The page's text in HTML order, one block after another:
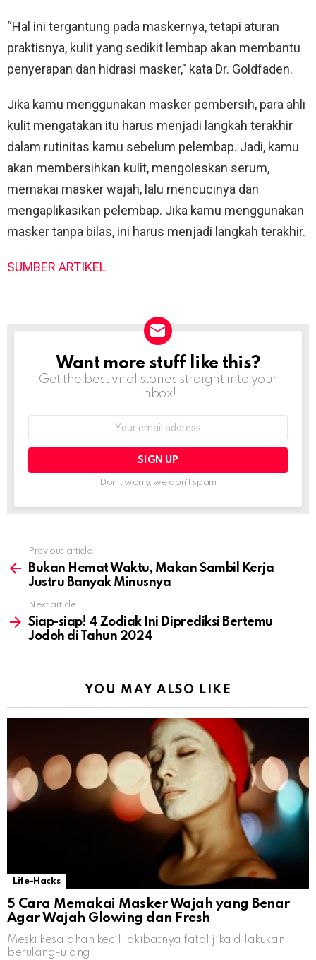
“Hal ini tergantung pada maskernya, tetapi aturan
praktisnya, kulit yang sedikit lembap akan membantu
penyerapan dan hidrasi masker,” kata Dr. Goldfaden.
Jika kamu menggunakan masker pembersih, para ahli
kulit mengatakan itu harus menjadi langkah terakhir
dalam rutinitas kamu sebelum pelembap. Jadi, kamu
akan membersihkan kulit, mengoleskan serum,
memakai masker wajah, lalu mencucinya dan
mengaplikasikan pelembap. Jika kamu menggunakan
masker tanpa bilas, ini harus menjadi langkah terakhir.
SUMBER ARTIKEL
NEWSLETTER
Want more stuff like this?
Get the best viral stories straight into your
inbox!
Don't worry, we don't spam
more
Previous article
Bukan Hemat Waktu, Makan Sambil Kerja
Justru Banyak Minusnya
Next article
Siap-siap! 4 Zodiak Ini Diprediksi Bertemu
Jodoh di Tahun 2024
YOU MAY ALSO LIKE
Life-Hacks
5 Cara Memakai Masker Wajah yang Benar
Agar Wajah Glowing dan Fresh
Meski kesalahan kecil, akibatnya fatal jika dilakukan
berulang-ulang.